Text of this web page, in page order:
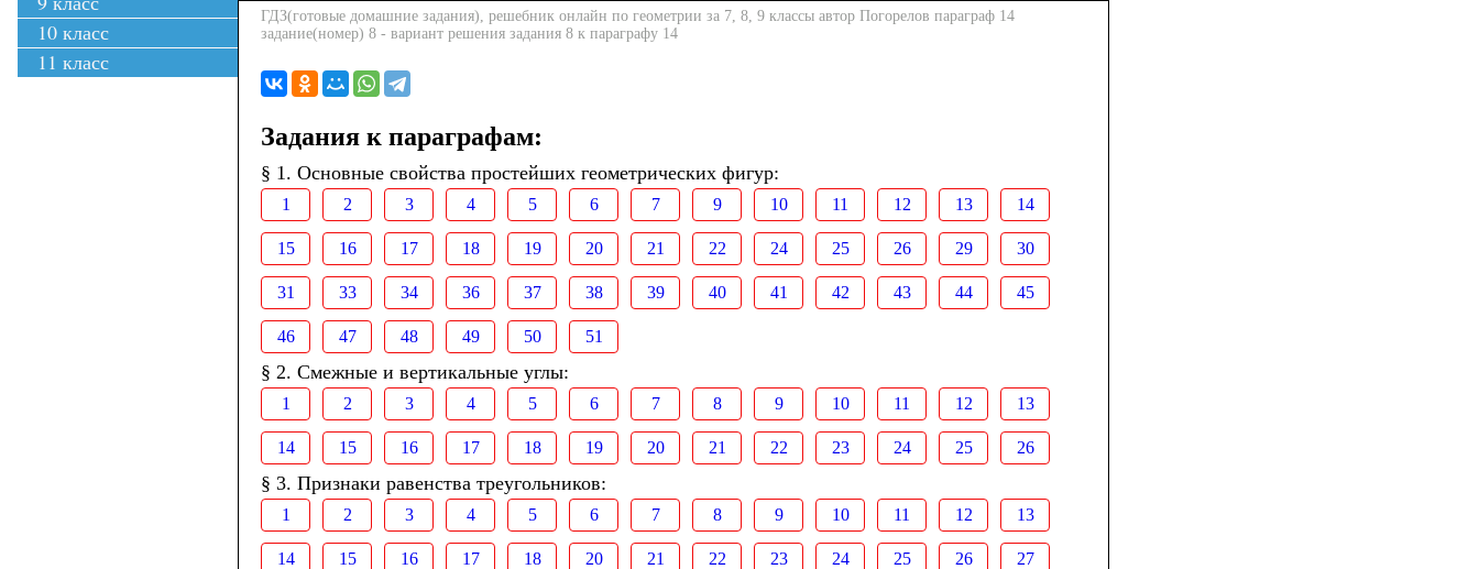
10 класс
11 класс
ГДЗ(готовые домашние задания), решебник онлайн по геометрии за 7, 8, 9 классы автор Погорелов параграф 14
задание(номер) 8 - вариант решения задания 8 к параграфу 14
Задания к параграфам:
§ 1. Основные свойства простейших геометрических фигур:
1 2 3 4 5 6 7 9 10 11 12 13 14
15 16 17 18 19 20 21 22 24 25 26 29 30
31 33 34 36 37 38 39 40 41 42 43 44 45
46 47 48 49 50 51
§ 2. Смежные и вертикальные углы:
1 2 3 4 5 6 7 8 9 10 11 12 13
14 15 16 17 18 19 20 21 22 23 24 25 26
§ 3. Признаки равенства треугольников:
1 2 3 4 5 6 7 8 9 10 11 12 13
14 15 16 17 18 20 21 22 23 24 25 26 27